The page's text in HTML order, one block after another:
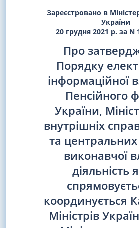
Зареєстровано в
України
20 грудня 2021 р. за N
Про
Порядку
інформаційної
Пенсійного
України,
внутрішніх
та центральних
виконавчої
діяльність
координується
Міністрів